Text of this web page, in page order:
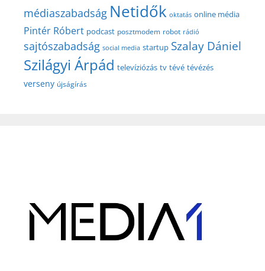
médiaszabadság Netidők oktatás online média
Pintér Róbert podcast posztmodem robot rádió
sajtószabadság social media startup Szalay Dániel
Szilágyi Árpád televíziózás tv tévé tévézés
verseny újságírás